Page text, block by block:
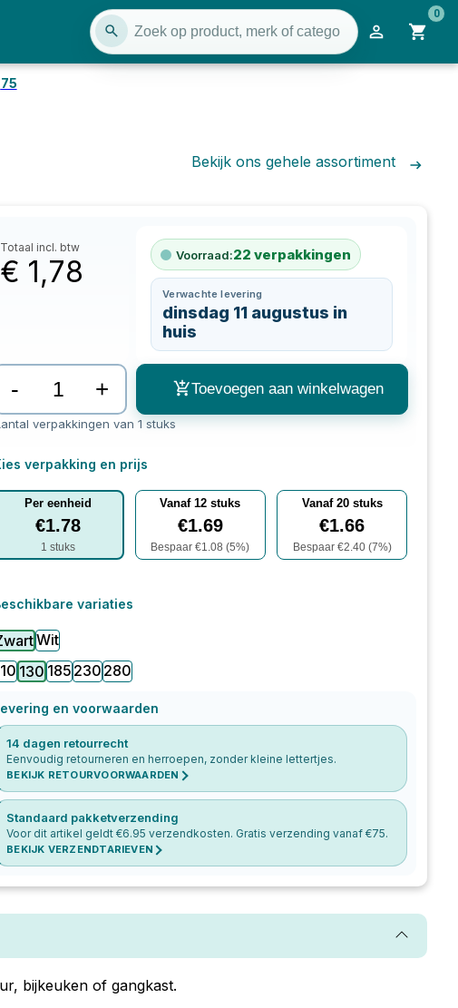
0
75
Bekijk ons gehele assortiment
Totaal incl. btw
€ 1,78 Voorraad:22 verpakkingen
Verwachte levering
dinsdag 11 augustus in
huis
- + Toevoegen aan winkelwagen
verpakkingen van 1 stuks
verpakking en prijs
Per eenheid
€1.78
1 stuks
Vanaf12 stuks
€1.69
Bespaar €1.08 (5%)
Vanaf 20stuks
€1.66
Bespaar €2.40(7%)
variaties
Wit
130 185 230 280
en voorwaarden
14 dagen retourrecht
Eenvoudig retourneren en herroepen, zonder kleine lettertjes.
BEKIJK RETOURVOORWAARDEN
Standaard pakketverzending
Voor dit artikel geldt €6.95 verzendkosten. Gratis verzending vanaf €75.
BEKIJK VERZENDTARIEVEN
bijkeuken of gangkast.